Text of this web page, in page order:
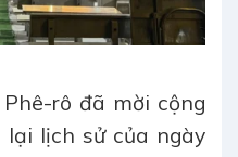
rô đã mời cộng
lịch sử của ngày